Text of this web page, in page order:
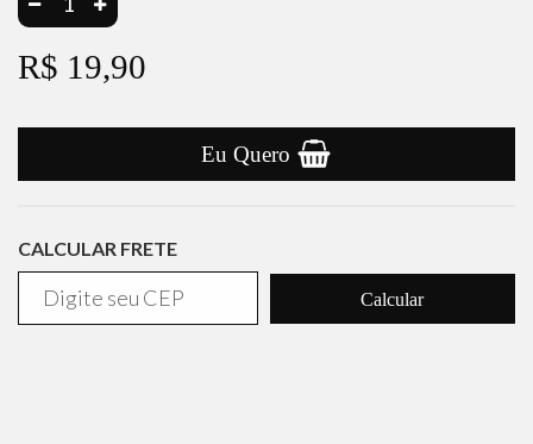
R$ 19,90
Eu Quero
CALCULAR FRETE
Calcular